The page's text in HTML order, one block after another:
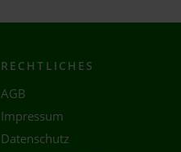
RECHTLICHES
AGB
Impressum
Datenschutz